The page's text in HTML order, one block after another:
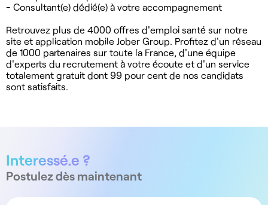
- Consultant(e) dédié(e) à votre accompagnement
Retrouvez plus de 4000 offres d'emploi santé sur notre
site et application mobile Jober Group. Profitez d'un réseau
de 1000 partenaires sur toute la France, d'une équipe
d'experts du recrutement à votre écoute et d'un service
totalement gratuit dont 99 pour cent de nos candidats
sont satisfaits.
Interessé.e ?
Postulez dès maintenant